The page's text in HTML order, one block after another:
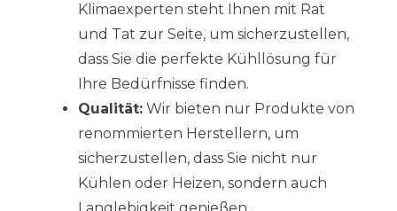
Klimaexperten steht Ihnen mit Rat
und Tat zur Seite, um sicherzustellen,
dass Sie die perfekte Kühllösung für
Ihre Bedürfnisse finden.
Qualität: Wir bieten nur Produkte von
renommierten Herstellern, um
sicherzustellen, dass Sie nicht nur
Kühlen oder Heizen, sondern auch